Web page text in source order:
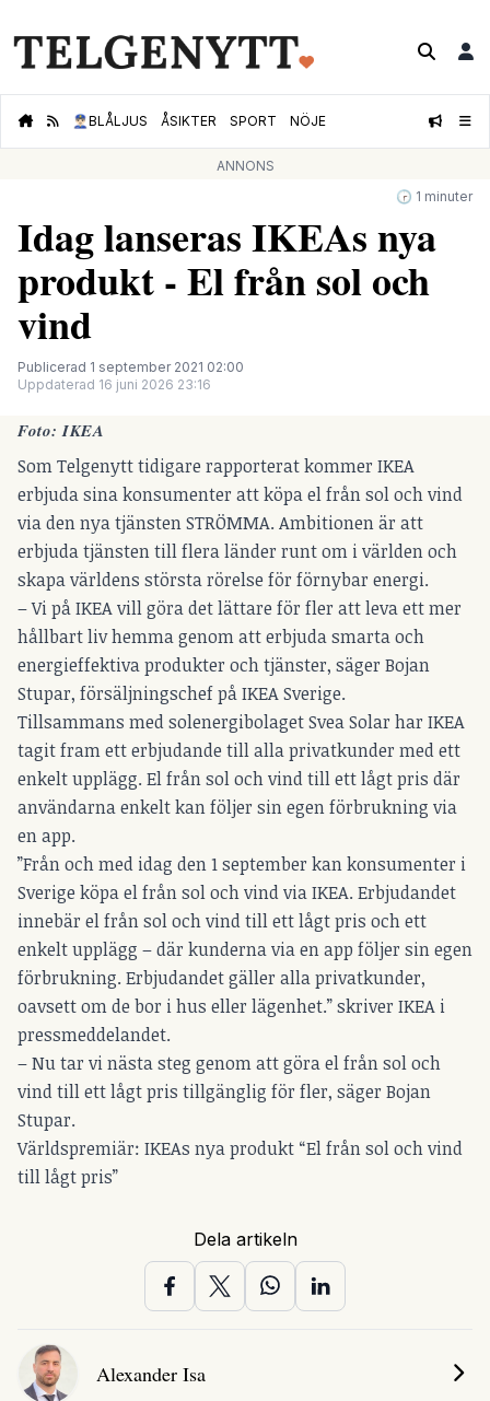
👮🏻‍♂️BLÅLJUS ÅSIKTER SPORT NÖJE
ANNONS
🕝 1 minuter
Idag lanseras IKEAs nya
produkt - El från sol och
vind
Publicerad 1 september 2021 02:00
Uppdaterad 16 juni 2026 23:16
Foto: IKEA
Som Telgenytt tidigare rapporterat kommer IKEA
erbjuda sina konsumenter att köpa el från sol och vind
via den nya tjänsten STRÖMMA. Ambitionen är att
erbjuda tjänsten till flera länder runt om i världen och
skapa världens största rörelse för förnybar energi.
– Vi på IKEA vill göra det lättare för fler att leva ett mer
hållbart liv hemma genom att erbjuda smarta och
energieffektiva produkter och tjänster, säger Bojan
Stupar, försäljningschef på IKEA Sverige.
Tillsammans med solenergibolaget Svea Solar har IKEA
tagit fram ett erbjudande till alla privatkunder med ett
enkelt upplägg. El från sol och vind till ett lågt pris där
användarna enkelt kan följer sin egen förbrukning via
en app.
”Från och med idag den 1 september kan konsumenter i
Sverige köpa el från sol och vind via IKEA. Erbjudandet
innebär el från sol och vind till ett lågt pris och ett
enkelt upplägg – där kunderna via en app följer sin egen
förbrukning. Erbjudandet gäller alla privatkunder,
oavsett om de bor i hus eller lägenhet.” skriver IKEA i
pressmeddelandet.
– Nu tar vi nästa steg genom att göra el från sol och
vind till ett lågt pris tillgänglig för fler, säger Bojan
Stupar.
Världspremiär: IKEAs nya produkt “El från sol och vind
till lågt pris”
Dela artikeln
Alexander Isa